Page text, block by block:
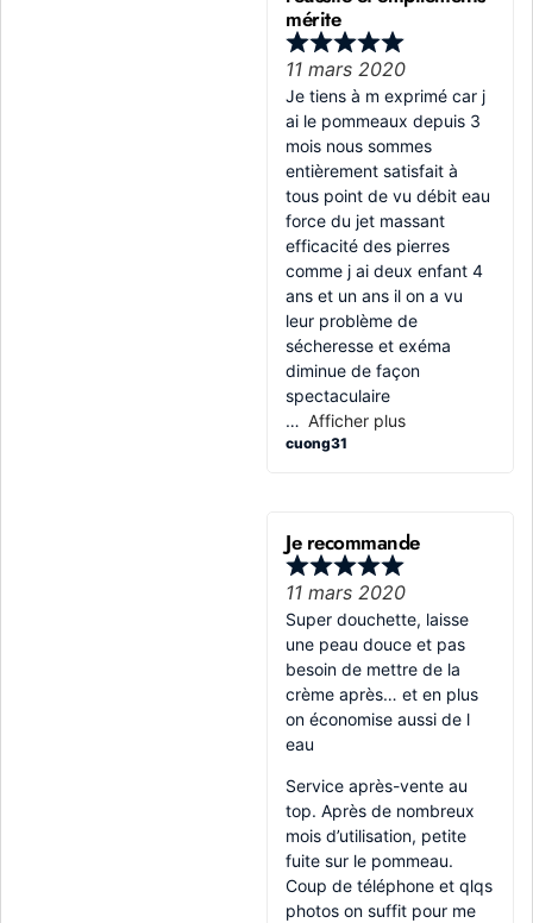
mérite
11 mars 2020
Je tiens à m exprimé car j
ai le pommeaux depuis 3
mois nous sommes
entièrement satisfait à
tous point de vu débit eau
force du jet massant
efficacité des pierres
comme j ai deux enfant 4
ans et un ans il on a vu
leur problème de
sécheresse et exéma
diminue de façon
spectaculaire
Afficher plus
cuong31
Je recommande
11 mars 2020
Super douchette, laisse
une peau douce et pas
besoin de mettre de la
crème après… et en plus
on économise aussi de l
eau
Service après-vente au
top. Après de nombreux
mois d’utilisation, petite
fuite sur le pommeau.
Coup de téléphone et qlqs
photos on suffit pour me